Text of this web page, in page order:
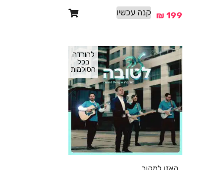
₪ 199 קנה עכשיו
להורדה
בכל
הסולמות
האזן למקור